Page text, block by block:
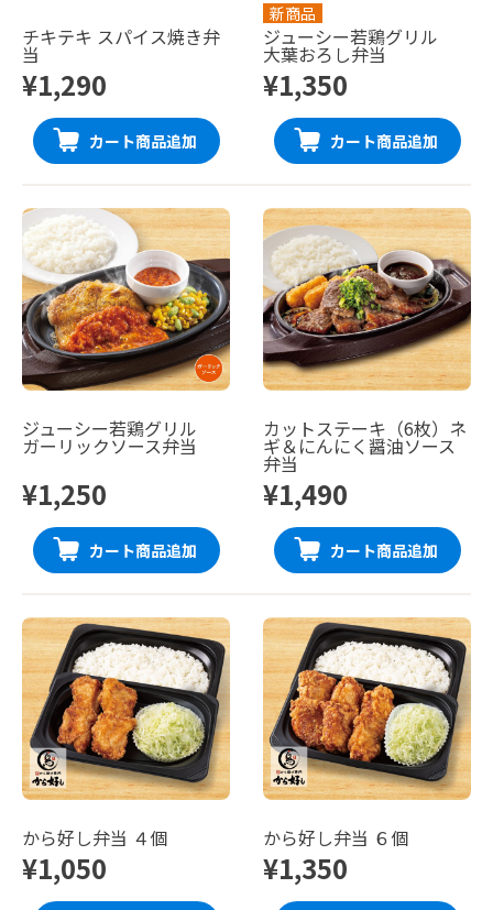
チキテキ スパイス焼き弁
当
¥1,290
カート商品追加
新商品
ジューシー若鶏グリル
大葉おろし弁当
¥1,350
カート商品追加
ジューシー若鶏グリル
ガーリックソース弁当
¥1,250
カート商品追加
カットステーキ（6枚）ネ
ギ＆にんにく醤油ソース
弁当
¥1,490
カート商品追加
から好し弁当 ４個
¥1,050
から好し弁当 ６個
¥1,350